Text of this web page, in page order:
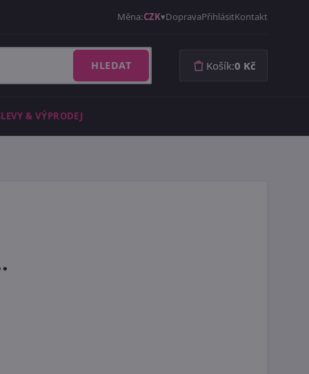
Měna:CZK DopravaPřihlásitKontakt
HLEDAT Košík:0 Kč
& VÝPRODEJ